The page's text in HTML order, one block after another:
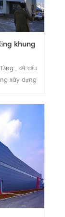
kết cấu
trình công
dựng bằng
thép.khung
, kết cấu
xây dựng
quan điểm
có triển
tốt.